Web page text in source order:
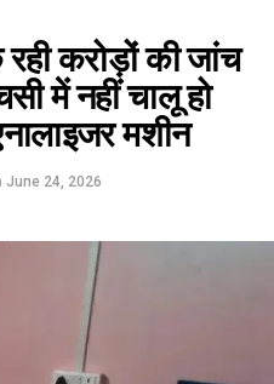
करोड़ों की जांच
में नहीं चालू हो
मशीन
June 24, 2026